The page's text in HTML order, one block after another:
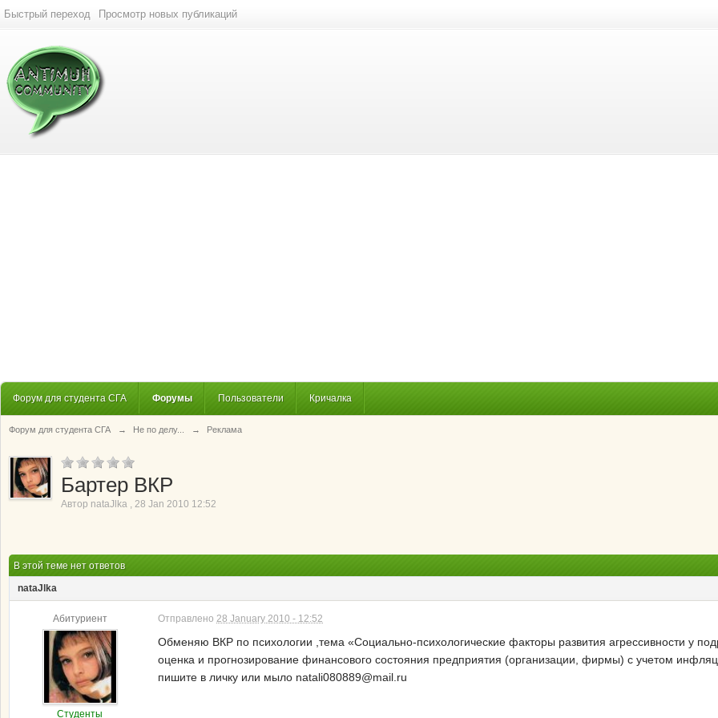
Быстрый переход Просмотр новых публикаций
Форум для студента СГА Форумы Пользователи Кричалка
Форум для студента СГА → Не по делу... → Реклама
Бартер ВКР
Автор nataJlka , 28 Jan 2010 12:52
В этой теме нет ответов
nataJlka
Абитуриент
Студенты
Отправлено 28 January 2010 - 12:52
Обменяю ВКР по психологии ,тема «Социально-психологические факторы развития агрессивности у
оценка и прогнозирование финансового состояния предприятия (организации, фирмы) с учетом
пишите в личку или мыло natali080889@mail.ru